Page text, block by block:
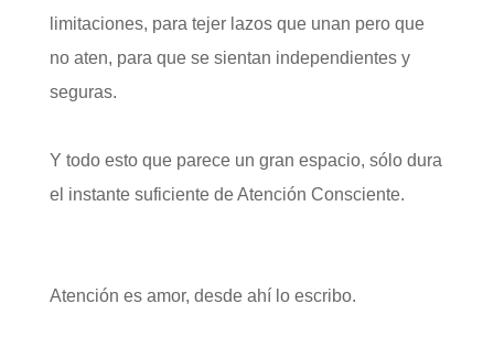
limitaciones, para tejer lazos que unan pero que
no aten, para que se sientan independientes y
seguras.
Y todo esto que parece un gran espacio, sólo dura
el instante suficiente de Atención Consciente.
Atención es amor, desde ahí lo escribo.